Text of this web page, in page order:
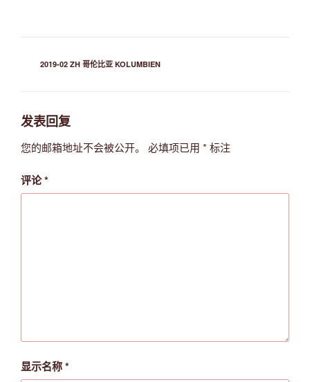
分
2019-02 ZH 哥伦比亚 KOLUMBIEN
发表回复
您的邮箱地址不会被公开。 必填项已用 * 标注
评论*
显示名称*